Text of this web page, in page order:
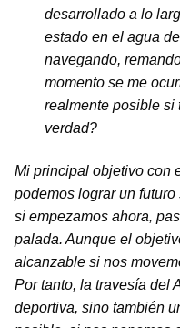
desarrollado a lo
estado en el agua
navegando,
momento se me
realmente posible si
verdad?
Mi principal objetivo con
podemos lograr un
si empezamos ahora,
palada. Aunque el
alcanzable si nos
Por tanto, la travesía del
deportiva, sino también